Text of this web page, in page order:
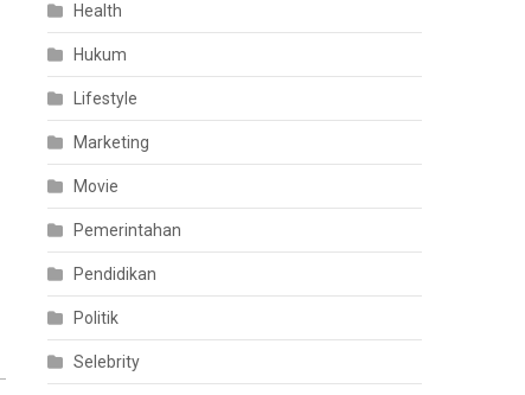
Health
Hukum
Lifestyle
Marketing
Movie
Pemerintahan
Pendidikan
Politik
Selebrity